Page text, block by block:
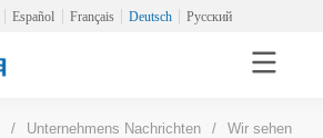
Español Français Deutsch Русский
/ Unternehmens Nachrichten / Wir sehen